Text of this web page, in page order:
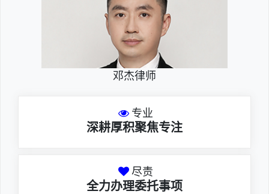
邓杰律师
专业
深耕厚积聚焦专注
尽责
全力办理委托事项